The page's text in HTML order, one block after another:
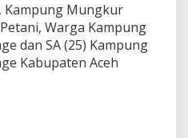
Kampung Mungkur
Warga Kampung
dan SA (25) Kampung
Kabupaten Aceh